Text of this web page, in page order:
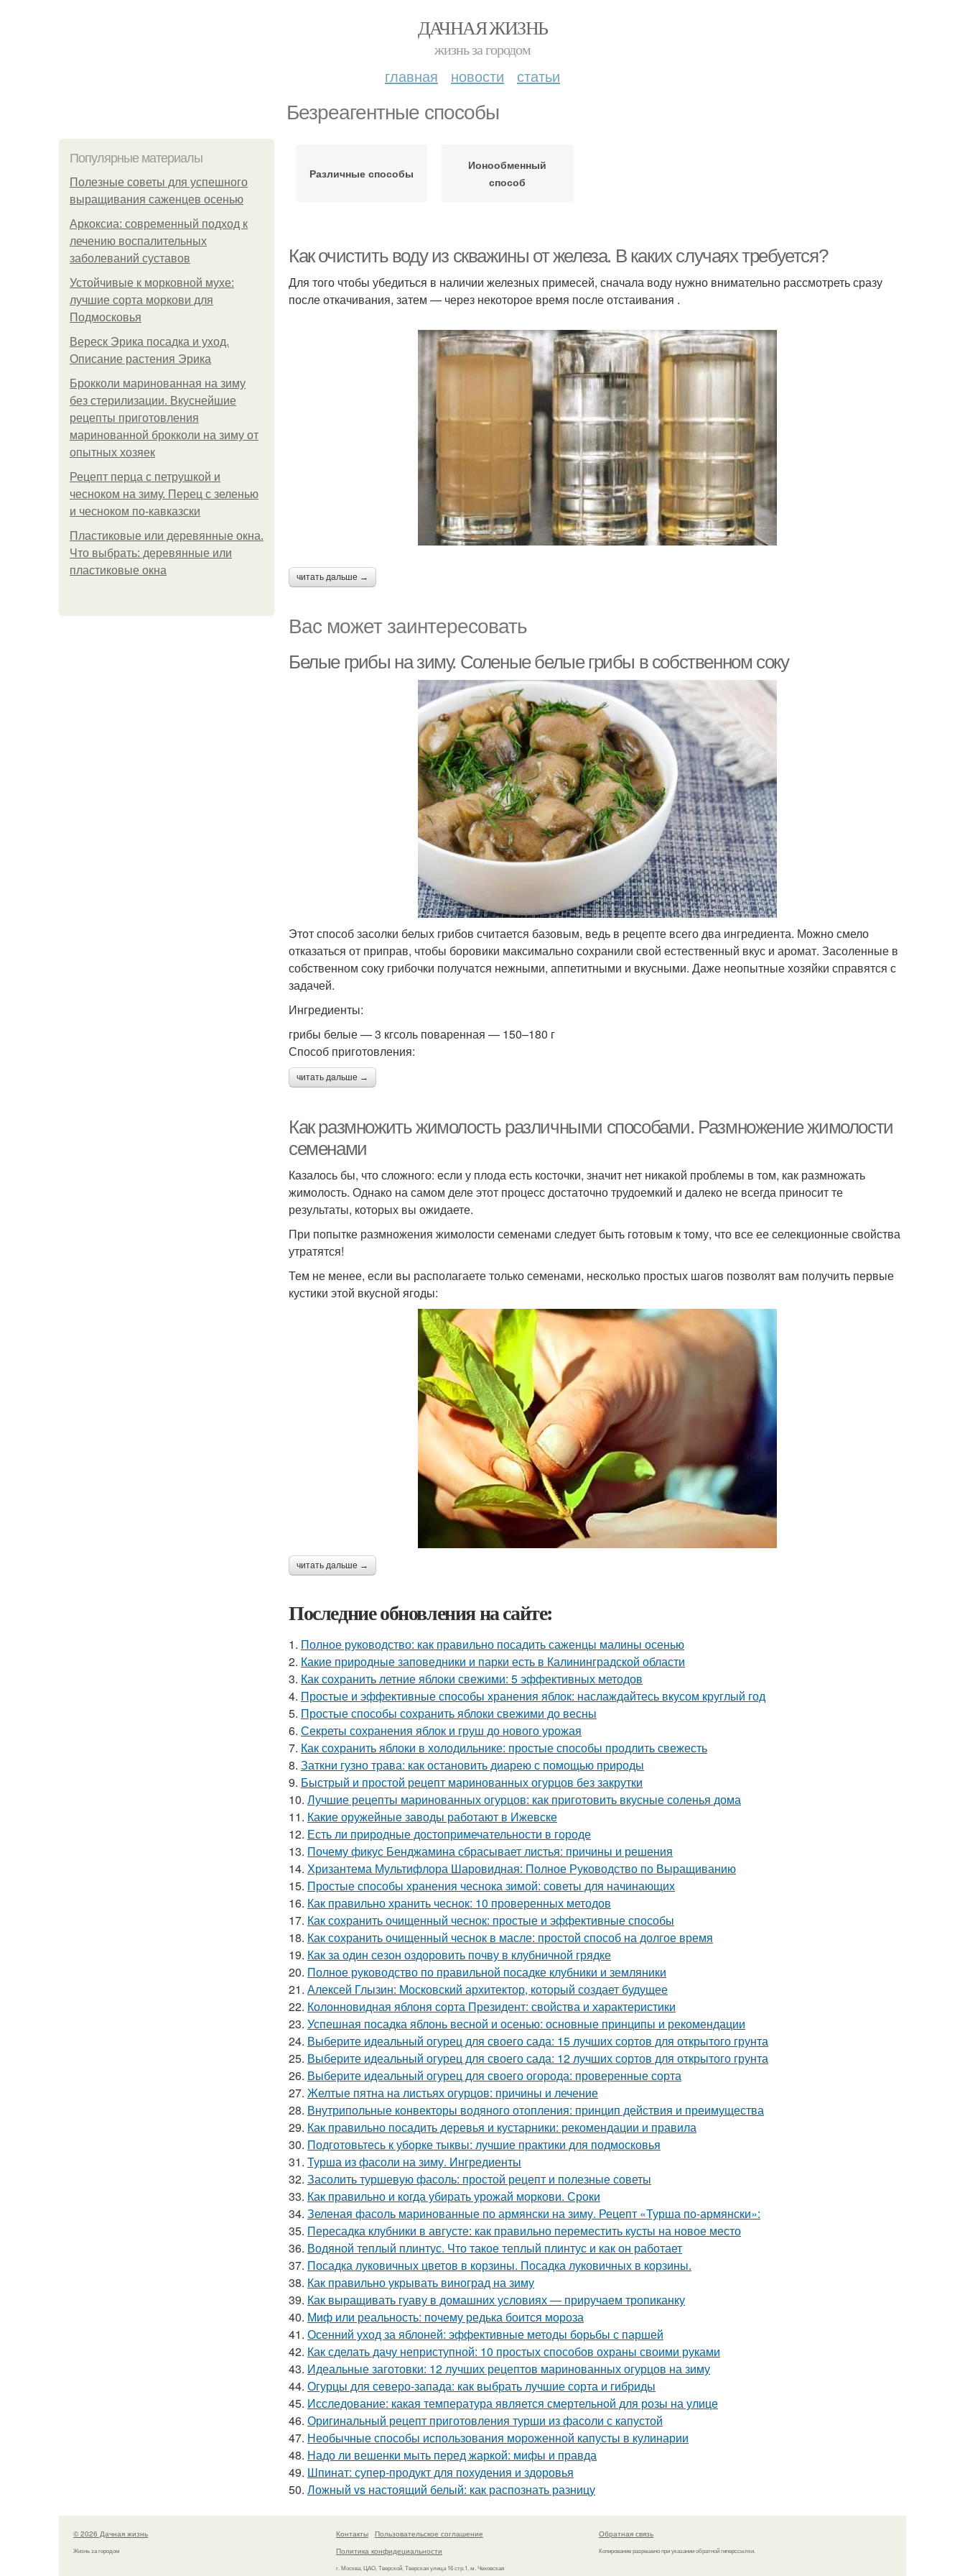
ДАЧНАЯ ЖИЗНЬ
жизнь за городом
главная новости статьи
Безреагентные способы
Популярные материалы
Полезные советы для успешного
выращивания саженцев осенью
Аркоксиа: современный подход к
лечению воспалительных
заболеваний суставов
Устойчивые к морковной мухе:
лучшие сорта моркови для
Подмосковья
Вереск Эрика посадка и уход.
Описание растения Эрика
Брокколи маринованная на зиму
без стерилизации. Вкуснейшие
рецепты приготовления
маринованной брокколи на зиму от
опытных хозяек
Рецепт перца с петрушкой и
чесноком на зиму. Перец с зеленью
и чесноком по-кавказски
Пластиковые или деревянные окна.
Что выбрать: деревянные или
пластиковые окна
Различные способы
Ионообменный
способ
Как очистить воду из скважины от железа. В каких случаях требуется?
Для того чтобы убедиться в наличии железных примесей, сначала воду нужно внимательно рассмотреть сразу
после откачивания, затем — через некоторое время после отстаивания .
читать дальше →
Вас может заинтересовать
Белые грибы на зиму. Соленые белые грибы в собственном соку
Этот способ засолки белых грибов считается базовым, ведь в рецепте всего два ингредиента. Можно смело
отказаться от приправ, чтобы боровики максимально сохранили свой естественный вкус и аромат. Засоленные в
собственном соку грибочки получатся нежными, аппетитными и вкусными. Даже неопытные хозяйки справятся с
задачей.
Ингредиенты:
грибы белые — 3 кгсоль поваренная — 150–180 г
Способ приготовления:
читать дальше →
Как размножить жимолость различными способами. Размножение жимолости
семенами
Казалось бы, что сложного: если у плода есть косточки, значит нет никакой проблемы в том, как размножать
жимолость. Однако на самом деле этот процесс достаточно трудоемкий и далеко не всегда приносит те
результаты, которых вы ожидаете.
При попытке размножения жимолости семенами следует быть готовым к тому, что все ее селекционные свойства
утратятся!
Тем не менее, если вы располагаете только семенами, несколько простых шагов позволят вам получить первые
кустики этой вкусной ягоды:
читать дальше →
Последние обновления на сайте:
1. Полное руководство: как правильно посадить саженцы малины осенью
2. Какие природные заповедники и парки есть в Калининградской области
3. Как сохранить летние яблоки свежими: 5 эффективных методов
4. Простые и эффективные способы хранения яблок: наслаждайтесь вкусом круглый год
5. Простые способы сохранить яблоки свежими до весны
6. Секреты сохранения яблок и груш до нового урожая
7. Как сохранить яблоки в холодильнике: простые способы продлить свежесть
8. Заткни гузно трава: как остановить диарею с помощью природы
9. Быстрый и простой рецепт маринованных огурцов без закрутки
10. Лучшие рецепты маринованных огурцов: как приготовить вкусные соленья дома
11. Какие оружейные заводы работают в Ижевске
12. Есть ли природные достопримечательности в городе
13. Почему фикус Бенджамина сбрасывает листья: причины и решения
14. Хризантема Мультифлора Шаровидная: Полное Руководство по Выращиванию
15. Простые способы хранения чеснока зимой: советы для начинающих
16. Как правильно хранить чеснок: 10 проверенных методов
17. Как сохранить очищенный чеснок: простые и эффективные способы
18. Как сохранить очищенный чеснок в масле: простой способ на долгое время
19. Как за один сезон оздоровить почву в клубничной грядке
20. Полное руководство по правильной посадке клубники и земляники
21. Алексей Глызин: Московский архитектор, который создает будущее
22. Колонновидная яблоня сорта Президент: свойства и характеристики
23. Успешная посадка яблонь весной и осенью: основные принципы и рекомендации
24. Выберите идеальный огурец для своего сада: 15 лучших сортов для открытого грунта
25. Выберите идеальный огурец для своего сада: 12 лучших сортов для открытого грунта
26. Выберите идеальный огурец для своего огорода: проверенные сорта
27. Желтые пятна на листьях огурцов: причины и лечение
28. Внутрипольные конвекторы водяного отопления: принцип действия и преимущества
29. Как правильно посадить деревья и кустарники: рекомендации и правила
30. Подготовьтесь к уборке тыквы: лучшие практики для подмосковья
31. Турша из фасоли на зиму. Ингредиенты
32. Засолить туршевую фасоль: простой рецепт и полезные советы
33. Как правильно и когда убирать урожай моркови. Сроки
34. Зеленая фасоль маринованные по армянски на зиму. Рецепт «Турша по-армянски»:
35. Пересадка клубники в августе: как правильно переместить кусты на новое место
36. Водяной теплый плинтус. Что такое теплый плинтус и как он работает
37. Посадка луковичных цветов в корзины. Посадка луковичных в корзины.
38. Как правильно укрывать виноград на зиму
39. Как выращивать гуаву в домашних условиях — приручаем тропиканку
40. Миф или реальность: почему редька боится мороза
41. Осенний уход за яблоней: эффективные методы борьбы с паршей
42. Как сделать дачу неприступной: 10 простых способов охраны своими руками
43. Идеальные заготовки: 12 лучших рецептов маринованных огурцов на зиму
44. Огурцы для северо-запада: как выбрать лучшие сорта и гибриды
45. Исследование: какая температура является смертельной для розы на улице
46. Оригинальный рецепт приготовления турши из фасоли с капустой
47. Необычные способы использования мороженной капусты в кулинарии
48. Надо ли вешенки мыть перед жаркой: мифы и правда
49. Шпинат: супер-продукт для похудения и здоровья
50. Ложный vs настоящий белый: как распознать разницу
© 2026 Дачная жизнь
Жизнь за городом
Контакты
Пользовательское соглашение
Политика конфидециальности
г. Москва, ЦАО, Тверской, Тверская улица 16 стр.1, м. Чеховская
Обратная связь
Копирование разрешено при указании обратной гиперссылки.